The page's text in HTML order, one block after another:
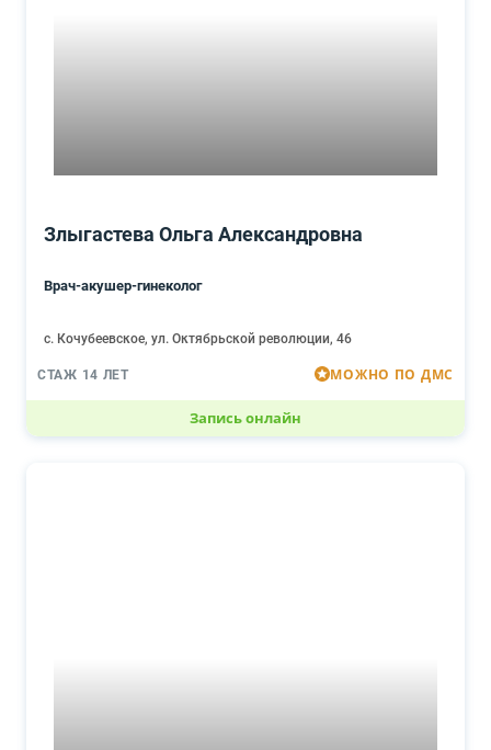
Злыгастева Ольга Александровна
Врач-акушер-гинеколог
с. Кочубеевское, ул. Октябрьской революции, 46
СТАЖ 14 ЛЕТ МОЖНО ПО ДМС
Запись онлайн